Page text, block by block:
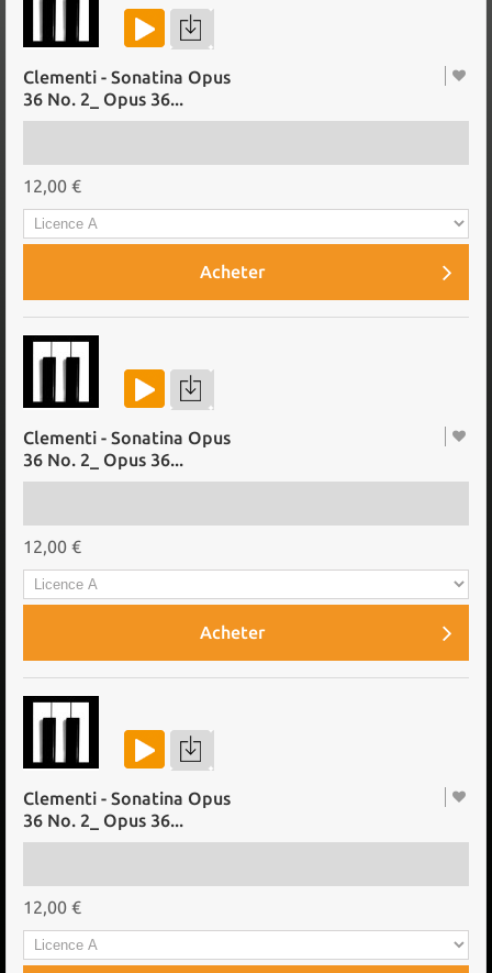
Clementi - Sonatina Opus
36 No. 2_ Opus 36...
12,00 €
Acheter
Clementi - Sonatina Opus
36 No. 2_ Opus 36...
12,00 €
Acheter
Clementi - Sonatina Opus
36 No. 2_ Opus 36...
12,00 €